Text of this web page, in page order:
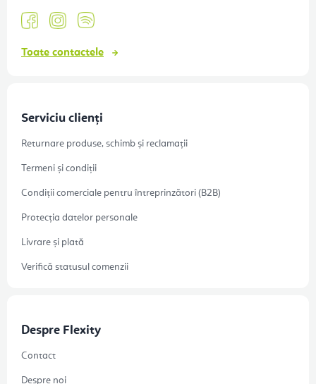
Toate contactele
Serviciu clienți
Returnare produse, schimb și reclamații
Termeni și condiții
Condiții comerciale pentru întreprinzători (B2B)
Protecția datelor personale
Livrare și plată
Verifică statusul comenzii
Despre Flexity
Contact
Despre noi